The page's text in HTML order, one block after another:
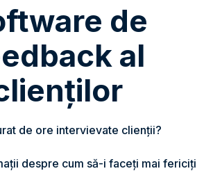
de
al
de ore intervievate clienții?
despre cum să-i faceți mai fericiți